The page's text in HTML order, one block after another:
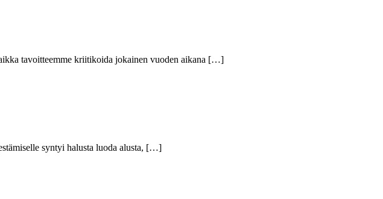
tavoitteemme kriitikoida jokainen vuoden aikana […]
syntyi halusta luoda alusta, […]